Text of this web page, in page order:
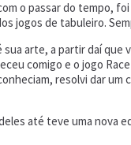
o passar do tempo,
jogos de tabuleiro.
arte, a partir daí
comigo e o jogo
resolvi dar
até teve uma nova